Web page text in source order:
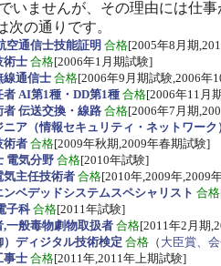
いませんが、その理由には仕
次の通りです。
空通信士技能証明 合格[2005年8月期
術士 合格[2006年1月期試験]
線通信士 合格[2006年9月期試験,2006年
AI第1種・DD第1種 合格[2006年11月
伝送交換・線路合格[2006年7月期
ア（情報セキュリティ・ネットワーク
術者 合格[2009年秋期,2009年春期試験]
電気分野 合格[2010年試験]
気主任技術者 合格[2010年,2009年,2009
ンベデッドシステムスペシャリスト 合格
子科 合格[2011年試験]
一般毒物劇物取扱者合格[2011年2月期
）ディジタル技術検定 合格 （ 大臣賞、
事士 合格[2011年,2011年上期試験]